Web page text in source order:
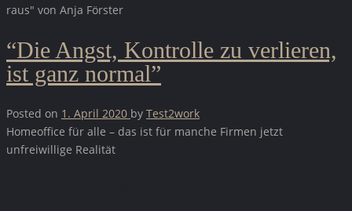
raus" von Anja Förster
“Die Angst, Kontrolle zu verlieren,
ist ganz normal”
Posted on 1. April 2020 by Test2work
Homeoffice für alle – das ist für manche Firmen jetzt
unfreiwillige Realität